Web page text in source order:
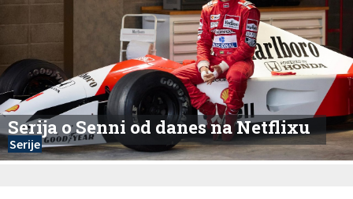
Serija o Senni od danes na Netflixu
Serije